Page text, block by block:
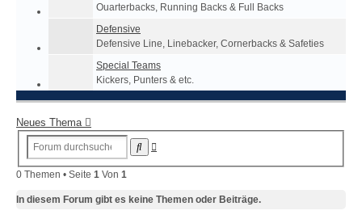
Ouarterbacks, Running Backs & Full Backs
Defensive
Defensive Line, Linebacker, Cornerbacks & Safeties
Special Teams
Kickers, Punters & etc.
Neues Thema
Suche
0 Themen • Seite 1 Von 1
In diesem Forum gibt es keine Themen oder Beiträge.